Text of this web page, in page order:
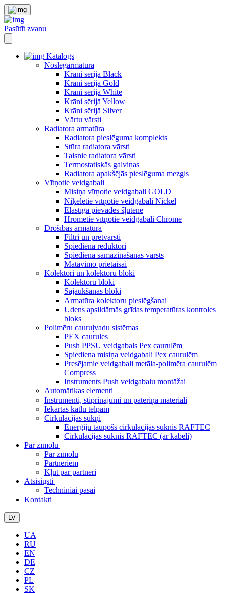
Pasūtīt zvanu
Katalogs
Noslēgarmatūra
Krāni sērijā Black
Krāni sērijā Gold
Krāni sērijā White
Krāni sērijā Yellow
Krāni sērijā Silver
Vārtu vārsti
Radiatora armatūra
Radiatora pieslēguma komplekts
Stūra radiatora vārsti
Taisnie radiatora vārsti
Termostatiskās galviņas
Radiatora apakšējās pieslēguma mezgls
Vītņotie veidgabali
Misiņa vītņotie veidgabali GOLD
Niķelētie vītņotie veidgabali Nickel
Elastīgā pievades šļūtene
Hromētie vītņotie veidgabali Chrome
Drošības armatūra
Filtri un pretvārsti
Spiediena reduktori
Spiediena samazināšanas vārsts
Matavimo prietaisai
Kolektori un kolektoru bloki
Kolektoru bloki
Sajaukšanas bloki
Armatūra kolektoru pieslēgšanai
Ūdens apsildāmās grīdas temperatūras kontroles
bloks
Polimēru cauruļvadu sistēmas
PEX caurules
Push PPSU veidgabals Pex caurulēm
Spiediena misiņa veidgabali Pex caurulēm
Presējamie veidgabali metāla-polimēra caurulēm
Compress
Instruments Push veidgabalu montāžai
Automātikas elementi
Instrumenti, stiprinājumi un patēriņa materiāli
Iekārtas katlu telpām
Cirkulācijas sūkņi
Enerģiju taupošs cirkulācijas sūknis RAFTEC
Cirkulācijas sūknis RAFTEC (ar kabeli)
Par zīmolu
Par zīmolu
Partneriem
Kļūt par partneri
Atsisiųsti
Techniniai pasai
Kontakti
LV
UA
RU
EN
DE
CZ
PL
SK